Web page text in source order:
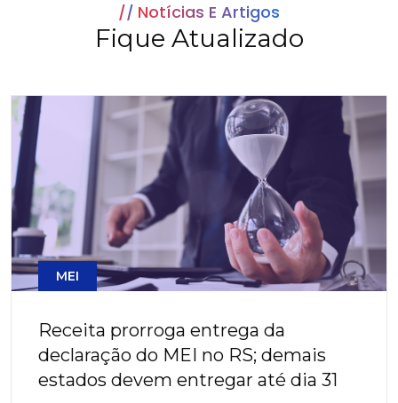
Notícias E Artigos
Fique Atualizado
MEI
Receita prorroga entrega da
declaração do MEI no RS; demais
estados devem entregar até dia 31